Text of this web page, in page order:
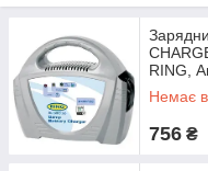
RING,
Немає в
756 ₴